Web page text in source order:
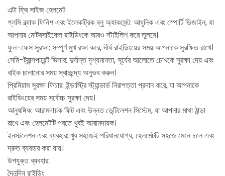
এটা ফ্রি সাইজ হেলমেট
গ্লসি ব্ল্যাক ফিনিশ এবং ইলেকট্রিক ব্লু অ্যাকসেন্ট: আধুনিক এবং স্পোর্টি ডিজাইন, যা
আপনার মোটরসাইকেল রাইডিংকে আরও স্টাইলিশ করে তুলবে।
ফুল-ফেস সুরক্ষা: সম্পূর্ণ মুখ রক্ষা করে, দীর্ঘ রাইডিংয়ের সময় আপনাকে সুরক্ষিত রাখে।
সেমি-ট্রান্সপারেন্ট ভিসার: দুর্দান্ত দৃশ্যমানতা, সূর্যের আলোতে চোখকে সুরক্ষা দেয় এবং
বাইক চালানোর সময় স্বাচ্ছন্দ্য অনুভব করুন।
প্রিমিয়াম সুরক্ষা ফিচার: ইন্ডাস্ট্রি স্ট্যান্ডার্ড নিরাপত্তা প্রদান করে, যা আপনাকে
রাইডিংয়ের সময় সর্বোচ্চ সুরক্ষা দেয়।
আনুষঙ্গিক: আরামদায়ক ফিট এবং উন্নত ভেন্টিলেশন সিস্টেম, যা আপনার মাথা ঠান্ডা
রাখে এবং হেলমেটটি পরতে খুবই আরামদায়ক।
ইনস্টলেশন এবং ব্যবহার: খুব সহজেই পরিধানযোগ্য, হেলমেটটি সহজে মেনে চলে এবং
দ্রুত ব্যবহার করা যায়।
উপযুক্ত ব্যবহার:
দৈনন্দিন রাইডিং